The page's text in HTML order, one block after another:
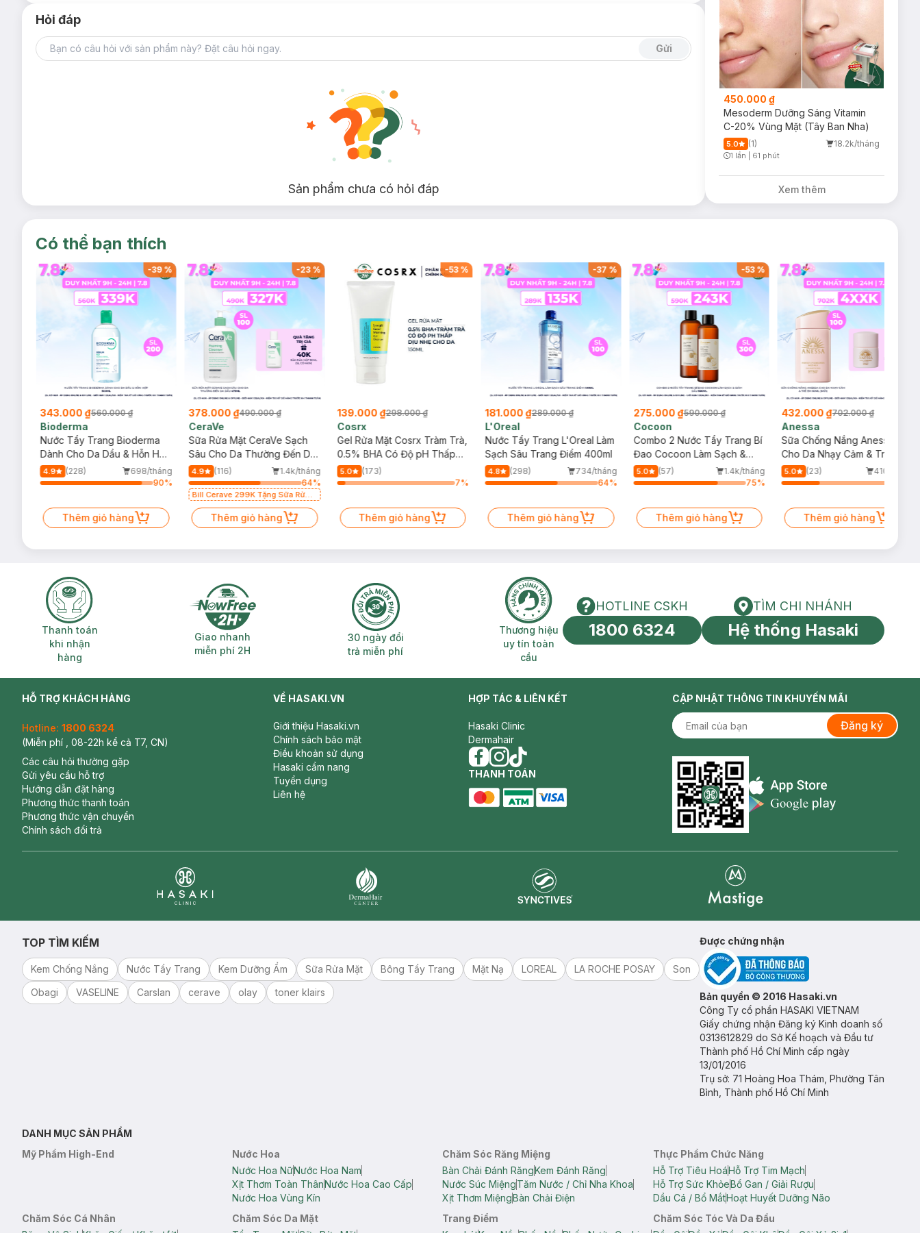
Hỏi đáp
Gửi
Sản phẩm chưa có hỏi đáp
450.000 ₫
Mesoderm Dưỡng Sáng Vitamin
C-20% Vùng Mặt (Tây Ban Nha)
5.0 (1) 18.2k/tháng
Timer Gray Icon
1 lần 61 phút
Xem thêm
Có thể bạn thích
-39%
343.000 ₫560.000 ₫
Bioderma
Nước Tẩy Trang Bioderma
Dành Cho Da Dầu & Hỗn Hợp
500ml
4.9 (228)
698/tháng
90%
Thêm giỏ hàng
-23%
378.000 ₫490.000 ₫
CeraVe
Sữa Rửa Mặt CeraVe Sạch
Sâu Cho Da Thường Đến Da
Dầu 473ml
4.9 (116)
1.4k/tháng
64%
Bill Cerave 299K Tặng Sữa Rửa
Mặt Cerave 30ml (SL có hạn)
Thêm giỏ hàng
-53%
139.000 ₫298.000 ₫
Cosrx
Gel Rửa Mặt Cosrx Tràm Trà,
0.5% BHA Có Độ pH Thấp
150ml
5.0
(173)
7%
Thêm giỏ hàng
-37 %
181.000 ₫289.000 ₫
L'Oreal
Nước Tẩy Trang L'Oreal Làm
Sạch Sâu Trang Điểm 400ml
4.8 (298)
734/tháng
64%
Thêm giỏ hàng
-53%
275.000 ₫590.000 ₫
Cocoon
Combo 2 Nước Tẩy Trang Bí
Đao Cocoon Làm Sạch &
Giảm Dầu 500ml
5.0 (57)
1.4k/tháng
75%
Thêm giỏ hàng
432.000 ₫702.000 ₫
Anessa
Sữa Chống Nắng Anessa
Cho Da Nhạy Cảm & Trẻ Em
60ml (Mới)
5.0 (23)
410/tháng
Thêm giỏ hàng
Thanh toán khi nhận hàng
Thanh toán
khi nhận
hàng
Giao nhanh miễn phí 2H
Giao nhanh
miễn phí 2H
30 ngày đổi trả miễn phí
30 ngày đổi
trả miễn phí
Thương hiệu uy tín toàn cầu
Thương hiệu
uy tín toàn
cầu
HOTLINE CSKH
HOTLINE CSKH
1800 6324
Tìm chi nhánh
TÌM CHI NHÁNH
Hệ thống Hasaki
HỖ TRỢ KHÁCH HÀNG
Hotline: 1800 6324
(Miễn phí , 08-22h kể cả T7, CN)
Các câu hỏi thường gặp
Gửi yêu cầu hỗ trợ
Hướng dẫn đặt hàng
Phương thức thanh toán
Phương thức vận chuyển
Chính sách đổi trả
VỀ HASAKI.VN
Giới thiệu Hasaki.vn
Chính sách bảo mật
Điều khoản sử dụng
Hasaki cẩm nang
Tuyển dụng
Liên hệ
HỢP TÁC & LIÊN KẾT
Hasaki Clinic
Dermahair
facebook
instagram
tiktok
THANH TOÁN
CẬP NHẬT THÔNG TIN KHUYẾN MÃI
Đăng ký
Appstore icon
TOP TÌM KIẾM
Kem Chống Nắng Nước Tẩy Trang Kem Dưỡng Ẩm Sữa Rửa Mặt Bông Tẩy Trang Mặt Nạ LOREAL LA ROCHE POSAY
Son
Obagi
VASELINE Carslan cerave olay toner klairs
Được chứng nhận
Bản quyền © 2016 Hasaki.vn
Công Ty cổ phần HASAKI VIETNAM
Giấy chứng nhận Đăng ký Kinh doanh số
0313612829 do Sở Kế hoạch và Đầu tư
Thành phố Hồ Chí Minh cấp ngày
13/01/2016
Trụ sở: 71 Hoàng Hoa Thám, Phường Tân
Bình, Thành phố Hồ Chí Minh
DANH MỤC SẢN PHẨM
Mỹ Phẩm High-End
Nước Hoa
Nước Hoa NữNước Hoa Nam
Xịt Thơm Toàn ThânNước Hoa Cao Cấp
Nước Hoa Vùng Kín
Chăm Sóc Răng Miệng
Bàn Chải Đánh RăngKem Đánh Răng
Nước Súc MiệngTăm Nước / Chỉ Nha Khoa
Xịt Thơm MiệngBàn Chải Điện
Thực Phẩm Chức Năng
Hỗ Trợ Tiêu HoáHỗ Trợ Tim Mạch
Hỗ Trợ Sức KhỏeBổ Gan / Giải Rượu
Dầu Cá / Bổ MắtHoạt Huyết Dưỡng Não
Chăm Sóc Cá Nhân
Chăm Sóc Da Mặt
Trang Điểm
Chăm Sóc Tóc Và Da Đầu